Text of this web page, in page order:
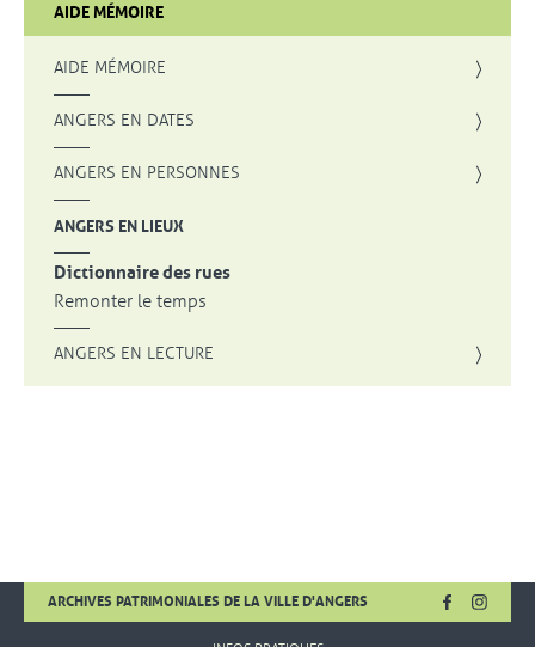
AIDE MÉMOIRE
AIDE MÉMOIRE
ANGERS EN DATES
ANGERS EN PERSONNES
ANGERS EN LIEUX
Dictionnaire des rues
Remonter le temps
ANGERS EN LECTURE
ARCHIVES PATRIMONIALES DE LA VILLE D'ANGERS FACEBOOK
, OUVRE
,